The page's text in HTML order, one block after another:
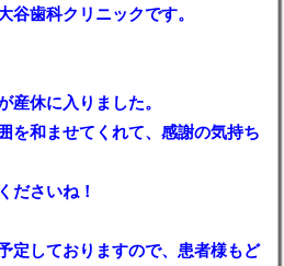
谷歯科クリニックです。
産休に入りました。
を和ませてくれて、感謝の気持ち
ださいね！
定しておりますので、患者様もど